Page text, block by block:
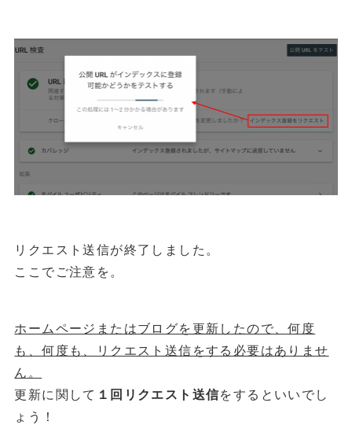
リクエスト送信が終了しました。
ここでご注意を。
ホームページまたはブログを更新したので、何度
も、何度も、リクエスト送信をする必要はありませ
ん。
更新に関して １回リクエスト送信をするといいでし
ょう！